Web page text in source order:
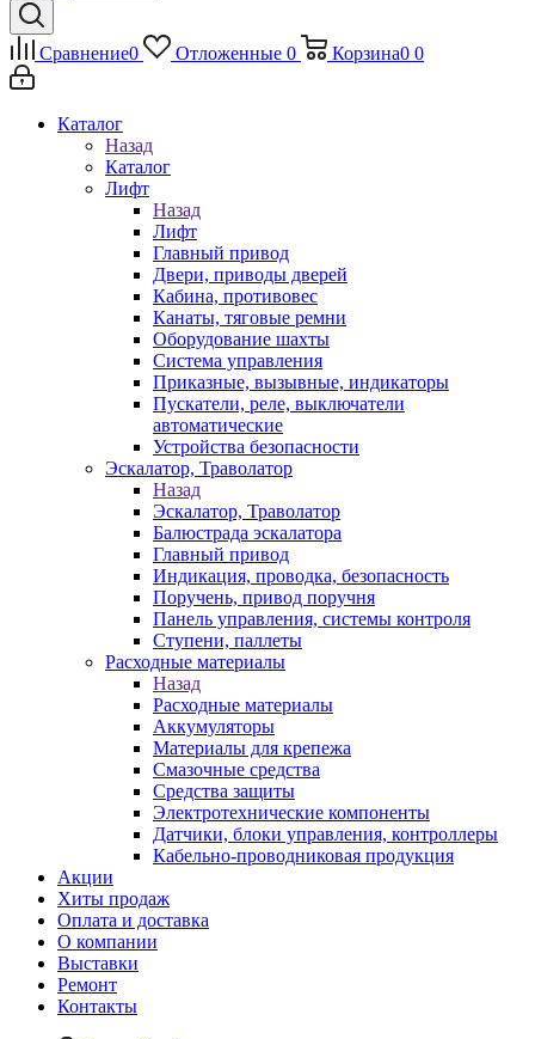
Сравнение0 Отложенные 0 Корзина0 0
Каталог
Назад
Каталог
Лифт
Назад
Лифт
Главный привод
Двери, приводы дверей
Кабина, противовес
Канаты, тяговые ремни
Оборудование шахты
Система управления
Приказные, вызывные, индикаторы
Пускатели, реле, выключатели
автоматические
Устройства безопасности
Эскалатор, Траволатор
Назад
Эскалатор, Траволатор
Балюстрада эскалатора
Главный привод
Индикация, проводка, безопасность
Поручень, привод поручня
Панель управления, системы контроля
Ступени, паллеты
Расходные материалы
Назад
Расходные материалы
Аккумуляторы
Материалы для крепежа
Смазочные средства
Средства защиты
Электротехнические компоненты
Датчики, блоки управления, контроллеры
Кабельно-проводниковая продукция
Акции
Хиты продаж
Оплата и доставка
О компании
Выставки
Ремонт
Контакты